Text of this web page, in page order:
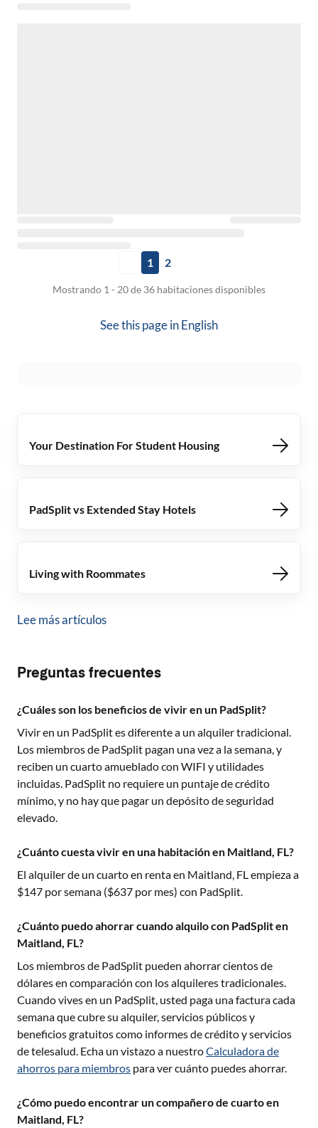
1 2
Mostrando 1 - 20 de 36 habitaciones disponibles
See this page inEnglish
Your Destination For Student Housing
PadSplit vs Extended Stay Hotels
Living with Roommates
Lee más artículos
Preguntas frecuentes
¿Cuáles son los beneficios de vivir en un PadSplit?
Vivir en un PadSplit es diferente a un alquiler tradicional.
Los miembros de PadSplit pagan una vez a la semana, y
reciben un cuarto amueblado con WIFI y utilidades
incluidas. PadSplit no requiere un puntaje de crédito
mínimo, y no hay que pagar un depósito de seguridad
elevado.
¿Cuánto cuesta vivir en una habitación en Maitland, FL?
El alquiler de un cuarto en renta en Maitland, FLempieza a
$147 por semana ($637 por mes) con PadSplit.
¿Cuánto puedo ahorrar cuando alquilo con PadSplit en
Maitland, FL?
Los miembros de PadSplit pueden ahorrar cientos de
dólares en comparación con los alquileres tradicionales.
Cuando vives en un PadSplit, usted paga una factura cada
semana que cubre su alquiler, servicios públicos y
beneficios gratuitos como informes de crédito y servicios
de telesalud. Echa un vistazo a nuestroCalculadora de
ahorros para miembros para ver cuánto puedes ahorrar.
¿Cómo puedo encontrar un compañero de cuarto en
Maitland, FL?